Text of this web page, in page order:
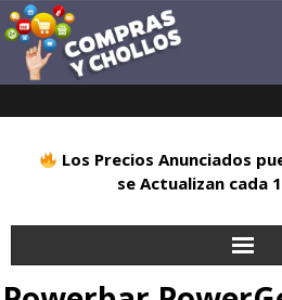
Los Precios Anunciados
se Actualizan cada
Inicio